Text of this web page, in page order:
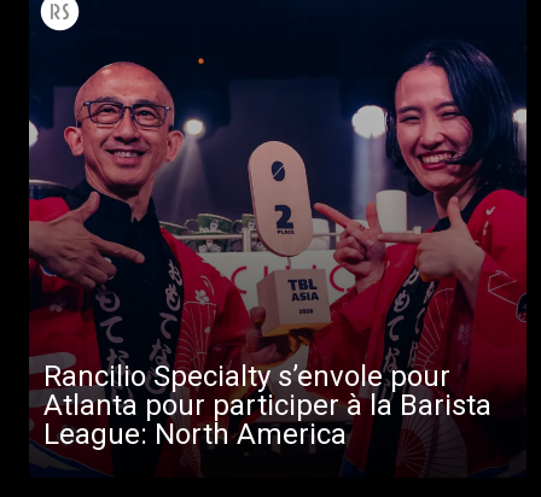
Rancilio Specialty s’envole pour
Atlanta pour participer à la Barista
League: North America